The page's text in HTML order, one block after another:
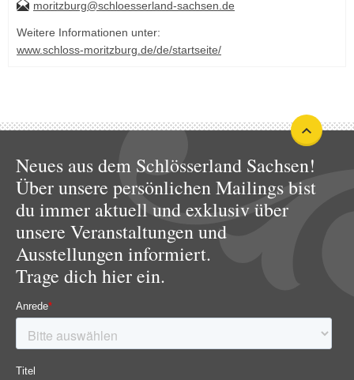
moritzburg@schloesserland-sachsen.de
Weitere Informationen unter:
www.schloss-moritzburg.de/de/startseite/
Neues aus dem Schlösserland Sachsen!
Über unsere persönlichen Mailings bist
du immer aktuell und exklusiv über
unsere Veranstaltungen und
Ausstellungen informiert.
Trage dich hier ein.